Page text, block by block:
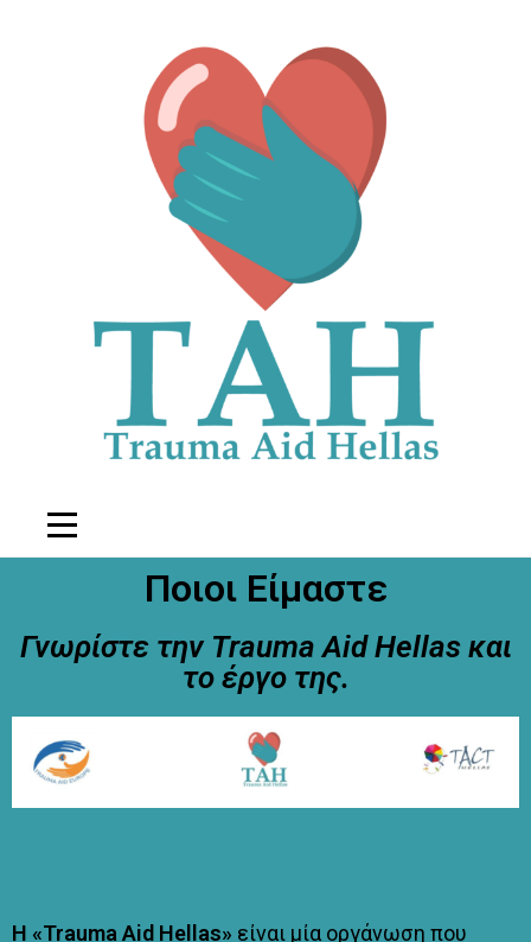
Ποιοι Είμαστε
Γνωρίστε την Trauma Aid Hellas και
το έργο της.
Η «Trauma Aid Hellas» είναι μία οργάνωση που